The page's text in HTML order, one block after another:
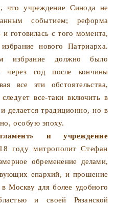
что учреждение Синода не
событием; реформа
и готовилась с того момента,
нового Патриарха.
избрание должно было
черезгод после кончины
все эти об­стоятельства,
все-такивключить в
делается тради­ционно, но в
особую эпоху.
и учреждение
году митрополит Стефан
обременение делами,
епархий, и прошение
Москву для более удобного
и своей Рязанской